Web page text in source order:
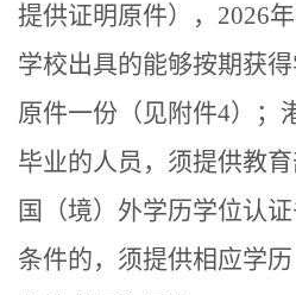
提供证明原件）
， 2026年
学校出具的能够按期获
原件一份 （见附件4） ；
毕业的人员，须提供教
国（境）外学历学位认
条件的，须提供相应学